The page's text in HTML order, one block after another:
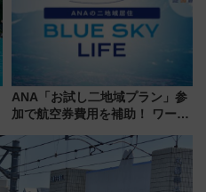
ANA「お試し二地域プラン」参
加で航空券費用を補助！ ワーケ
治体は？ 2026年は対象のエリア
が拡大！